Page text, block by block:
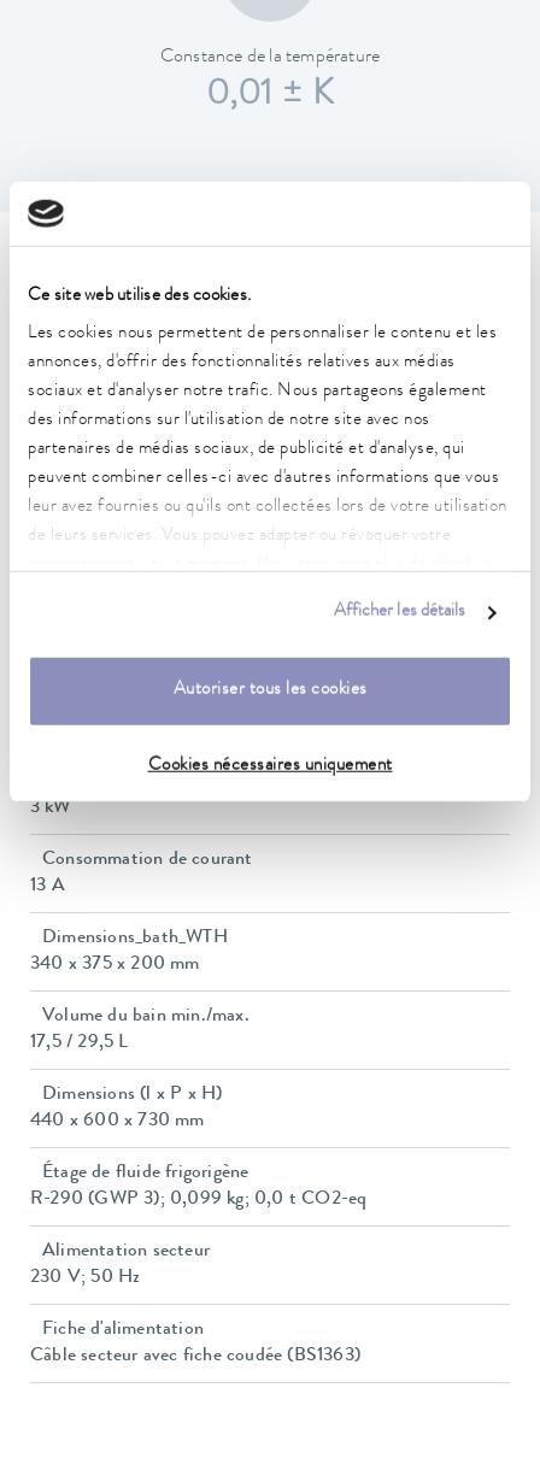
Ce site web utilise des cookies.
Les cookies nous permettent de personnaliser le contenu et les
annonces, d'offrir des fonctionnalités relatives aux médias
sociaux et d'analyser notre trafic. Nous partageons également
des informations sur l'utilisation de notre site avec nos
partenaires de médias sociaux, de publicité et d'analyse, qui
peuvent combiner celles-ci avec d'autres informations que vous
leur avez fournies ou qu'ils ont collectées lors de votre utilisation
de leurs services. Vous pouvez adapter ou révoquer votre
Afficher les détails
Autoriser tous les cookies
Cookies nécessaires uniquement
Constance de la température
0,01 ± K
(selon DIN 12876)
Plage de température de fonctionnement
-35 ... 200 °C
Plage de température de fonctionnement
-35 ... 200 °C
5 ... 40 °C
2,95 kW
3 kW
Consommation de courant
13 A
Dimensions_bath_WTH
340 x 375 x 200 mm
Volume du bain min./max.
17,5 / 29,5 L
Dimensions (l x P x H)
440 x 600 x 730 mm
Étage de fluide frigorigène
R-290 (GWP 3); 0,099 kg; 0,0 t CO2-eq
Alimentation secteur
230 V; 50 Hz
Fiche d'alimentation
Câble secteur avec fiche coudée (BS1363)